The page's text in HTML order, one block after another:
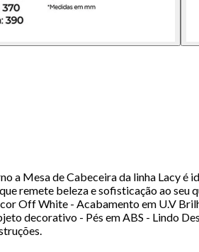
a Mesa de Cabeceira da linha Lacy
remete beleza e sofisticação ao
Off White - Acabamento em U.V
decorativo - Pés em ABS - Lindo